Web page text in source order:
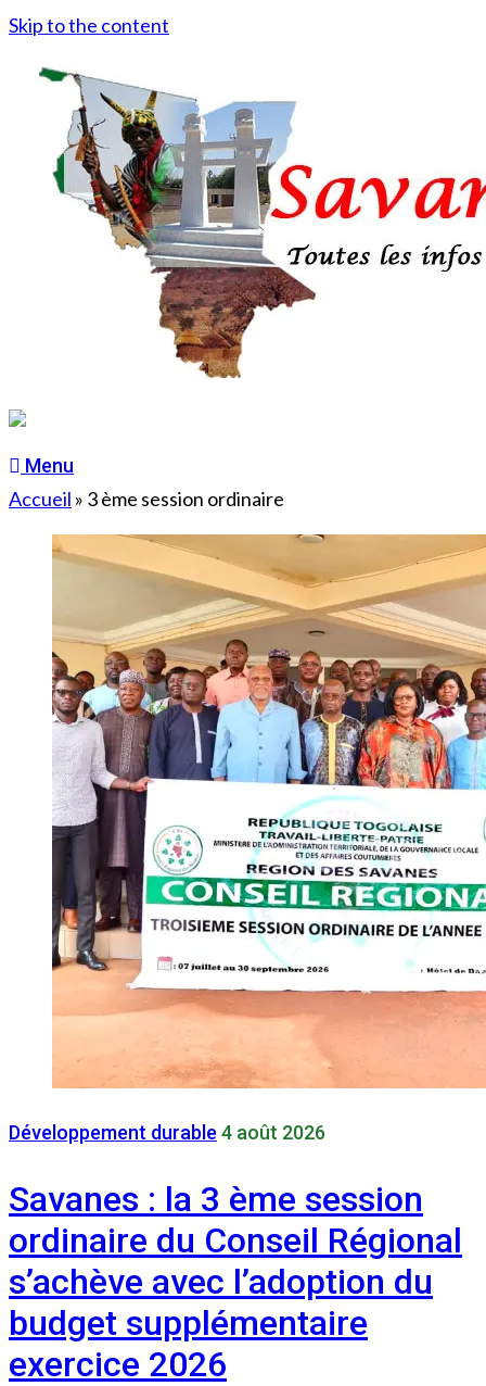
Skip to the content
Menu
Accueil » 3 ème session ordinaire
Développement durable 4 août 2026
Savanes : la 3 ème session
ordinaire du Conseil Régional
s’achève avec l’adoption du
budget supplémentaire
exercice 2026